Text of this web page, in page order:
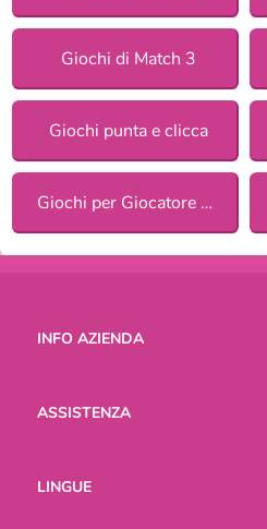
Giochi di Match 3
Giochi punta e clicca
Giochi per Giocatore Singolo
INFO AZIENDA
ASSISTENZA
LINGUE